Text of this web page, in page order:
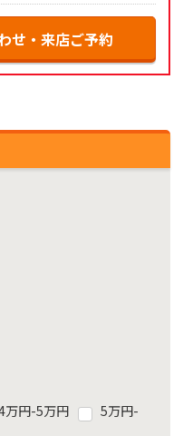
万円-5万円
5万円-
せ・来店ご予約